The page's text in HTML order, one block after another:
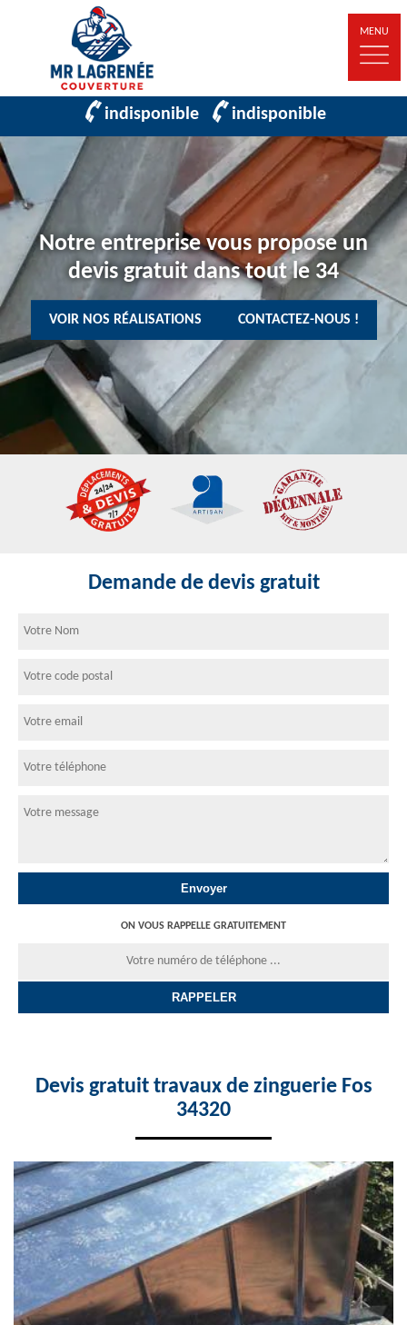
MENU
indisponible indisponible
Notre entreprise vous propose un
devis gratuit dans tout le 34
VOIR NOS RÉALISATIONS CONTACTEZ-NOUS !
Demande de devis gratuit
ON VOUS RAPPELLE GRATUITEMENT
Devis gratuit travaux de zinguerie Fos
34320